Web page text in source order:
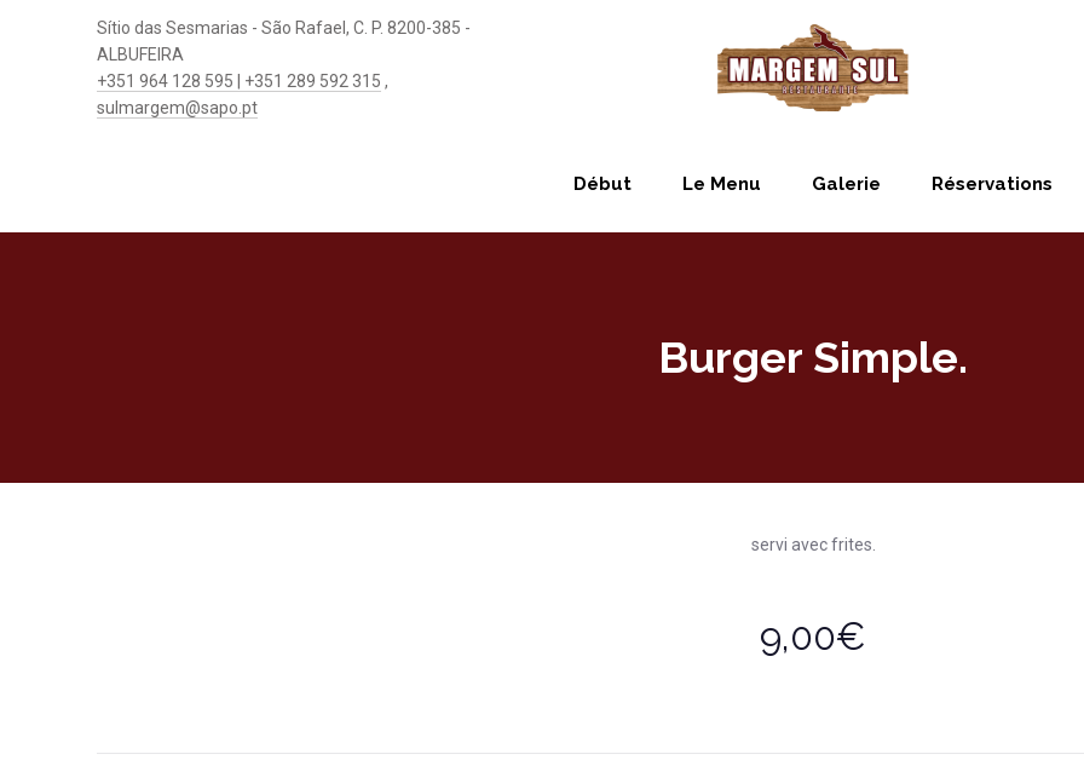
Sítio das Sesmarias - São Rafael, C. P. 8200-385 -
ALBUFEIRA
+351 964 128 595 | +351 289 592 315 ,
sulmargem@sapo.pt
Début Le Menu Galerie Réservations
Burger Simple.
servi avec frites.
9,00€